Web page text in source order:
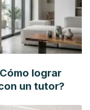
lograr
un tutor?